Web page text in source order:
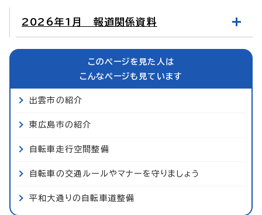
2026年1月 報道関係資料
このページを見た人は
こんなページも見ています
出雲市の紹介
東広島市の紹介
自転車走行空間整備
自転車の交通ルールやマナーを守りましょう
平和大通りの自転車道整備